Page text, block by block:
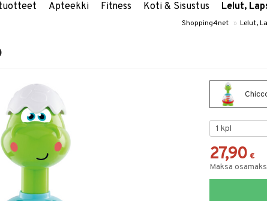
Apteekki Fitness Koti & Sisustus Lelut,
Shopping4net » Lelut,
27,90 €
Maksa